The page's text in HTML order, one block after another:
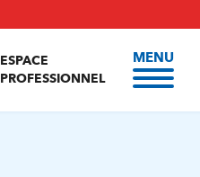
ESPACE
PROFESSIONNEL
MENU